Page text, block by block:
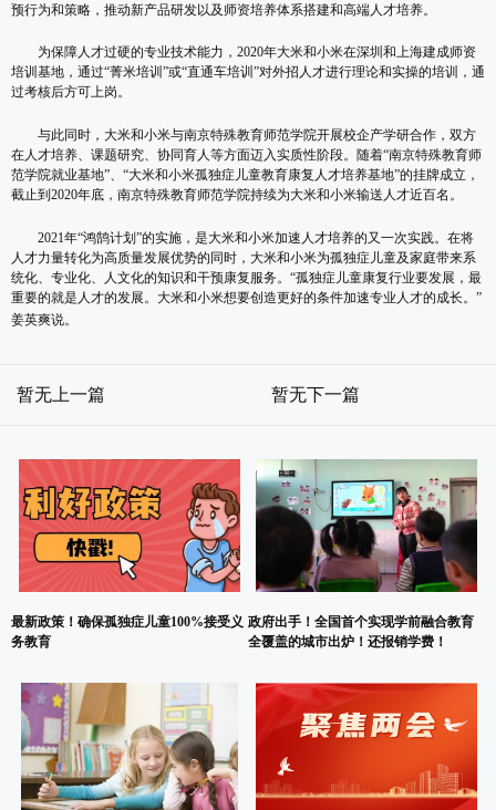
预行为和策略，推动新产品研发以及师资培养体系搭建和高端人才培养。
为保障人才过硬的专业技术能力，2020年大米和小米在深圳和上海建成师资
培训基地，通过“菁米培训”或“直通车培训”对外招人才进行理论和实操的培训，通
过考核后方可上岗。
与此同时，大米和小米与南京特殊教育师范学院开展校企产学研合作，双方
在人才培养、课题研究、协同育人等方面迈入实质性阶段。随着“南京特殊教育师
范学院就业基地”、“大米和小米孤独症儿童教育康复人才培养基地”的挂牌成立，
截止到2020年底，南京特殊教育师范学院持续为大米和小米输送人才近百名。
2021年“鸿鹄计划”的实施，是大米和小米加速人才培养的又一次实践。在将
人才力量转化为高质量发展优势的同时，大米和小米为孤独症儿童及家庭带来系
统化、专业化、人文化的知识和干预康复服务。“孤独症儿童康复行业要发展，最
重要的就是人才的发展。大米和小米想要创造更好的条件加速专业人才的成长。”
姜英爽说。
暂无上一篇 暂无下一篇
最新政策！确保孤独症儿童100%接受义
务教育
政府出手！全国首个实现学前融合教育
全覆盖的城市出炉！还报销学费！